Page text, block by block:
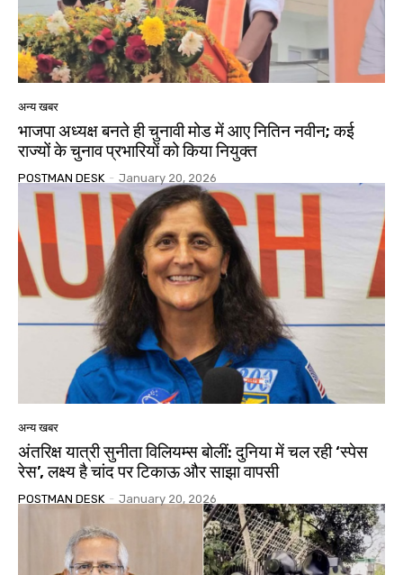
अन्य खबर
भाजपा अध्यक्ष बनते ही चुनावी मोड में आए नितिन नवीन; कई
राज्यों के चुनाव प्रभारियों को किया नियुक्त
POSTMAN DESK - January 20, 2026
अन्य खबर
अंतरिक्ष यात्री सुनीता विलियम्स बोलीं: दुनिया में चल रही ‘स्पेस
रेस’, लक्ष्य है चांद पर टिकाऊ और साझा वापसी
POSTMAN DESK - January 20, 2026